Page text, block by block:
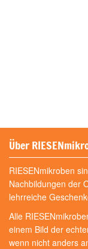
Über
RIESENmikroben
Nachbildungen der
lehrreiche
Alle
einem Bild der
wenn nicht anders